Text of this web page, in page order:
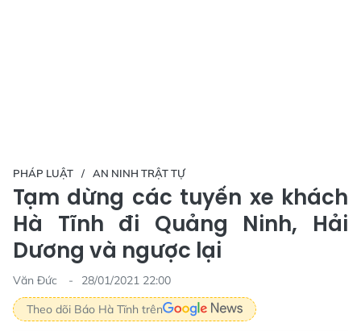
PHÁP LUẬT AN NINH TRẬT TỰ
Tạm dừng các tuyến xe khách
Hà Tĩnh đi Quảng Ninh, Hải
Dương và ngược lại
Văn Đức
28/01/2021 22:00
Theo dõi Báo Hà Tĩnh trên